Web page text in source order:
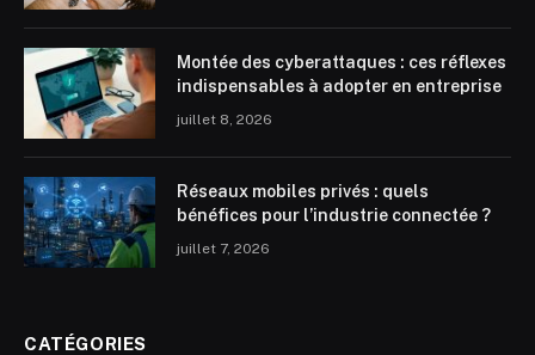
Montée des cyberattaques : ces réflexes
indispensables à adopter en entreprise
juillet 8, 2026
Réseaux mobiles privés : quels
bénéfices pour l’industrie connectée ?
juillet 7, 2026
CATÉGORIES